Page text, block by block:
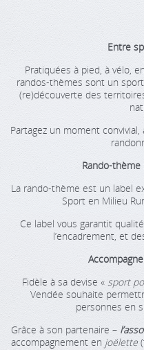
Entre
Pratiquées à pied, à vélo,
randos-thèmes sont un
(re)découverte des
Partagez un moment
Rando-
La rando-thème est un label
Sport en Milieu
Ce label vous garantit
l’encadrement, et
Fidèle à sa devise « sport
Vendée souhaite
personnes en
Grâce à son partenaire –
accompagnement en joëlette